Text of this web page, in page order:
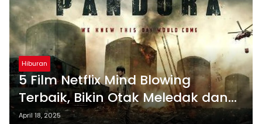
Hiburan
5 Film Netflix Mind Blowing
Terbaik, Bikin Otak Meledak dan
Sulit Dilupakan
April 18, 2025